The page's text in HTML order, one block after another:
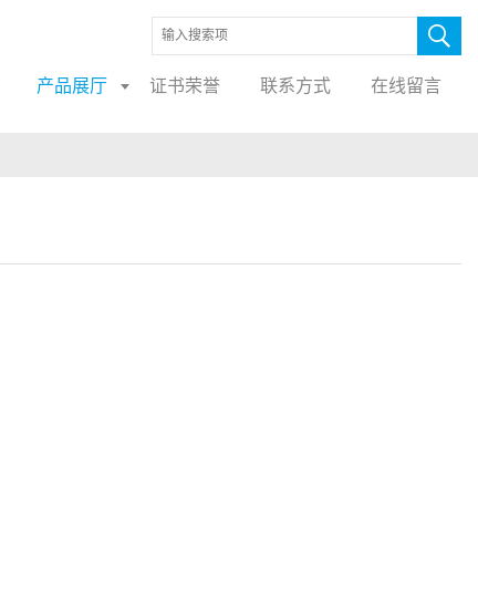
产品展厅 证书荣誉 联系方式 在线留言